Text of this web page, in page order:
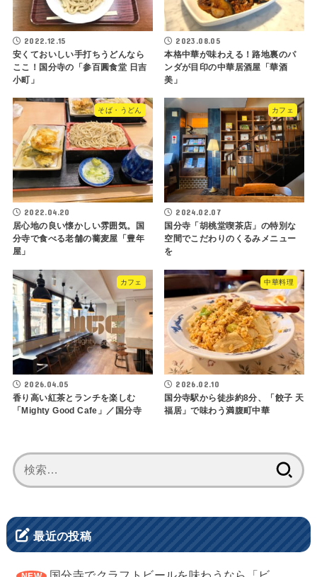
2022.12.15
安くておいしい手打ちうどんなら
ここ！国分寺の「参百圓食堂 日吉
小町」
2023.08.05
本格中華が味わえる！路地裏のパ
ンダが目印の中華居酒屋「華酒
美」
そば・うどん
2022.04.20
居心地の良い懐かしい雰囲気。国
分寺で食べる老舗の蕎麦屋「豊年
屋」
カフェ
2024.02.07
国分寺「胡桃堂喫茶店」の特別な
空間でこだわりのくるみメニュー
を
カフェ
2026.04.05
香り高い紅茶とランチを楽しむ
「Mighty Good Cafe」／国分寺
中華料理
2026.02.10
国分寺駅から徒歩約8分、「餃子 天
福居」で味わう満腹町中華
索:
最近の投稿